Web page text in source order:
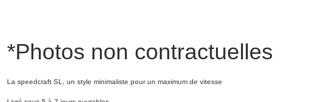
*Photos non contractuelles
La speedcraft SL, un style minimaliste pour un maximum de vitesse